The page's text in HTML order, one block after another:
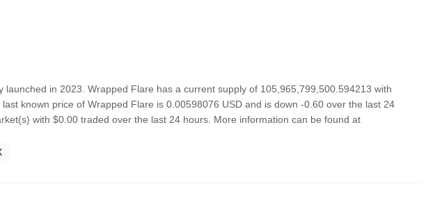
in 2023. Wrapped Flare has a current supply of 105,965,799,500.594213 with
known price of Wrapped Flare is 0.00598076 USD and is down -0.60 over the last 24
with $0.00 traded over the last 24 hours. More information can be found at